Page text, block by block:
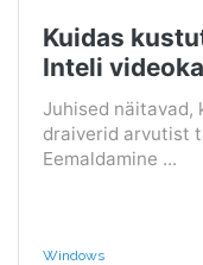
Kuidas
Inteli
Juhised näitavad,
draiverid arvutist
Eemaldamine ...
Windows